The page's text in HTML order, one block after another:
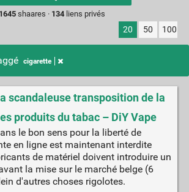
results.
1645shaares · 134liens privés
20 50 100
cigarette
scandaleuse transposition de la
produits du tabac – DiY Vape
le bon sens pour la liberté de
en ligne est maintenant interdite
de matériel doivent introduire un
la mise sur le marché belge (6
d'autres choses rigolotes.